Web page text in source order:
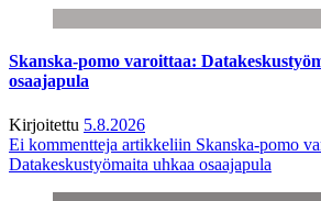
Skanska-pomo varoittaa:
osaajapula
Kirjoitettu 5.8.2026
Ei kommentteja artikkeliin Skanska-pomo
Datakeskustyömaita uhkaa osaajapula